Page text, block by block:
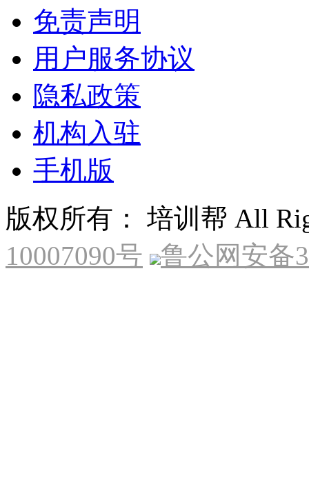
免责声明
用户服务协议
隐私政策
机构入驻
手机版
版权所有： 培训帮 All
10007090号
鲁公网安备